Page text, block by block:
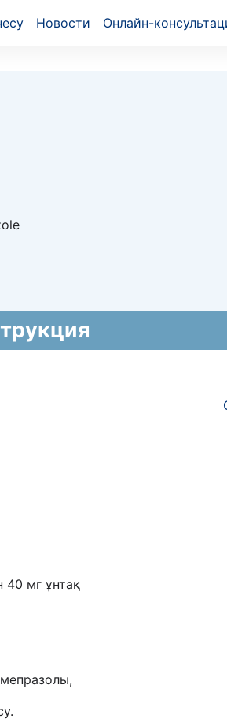
Новости Онлайн-
лекарственных средств)
40 мг ұнтақ